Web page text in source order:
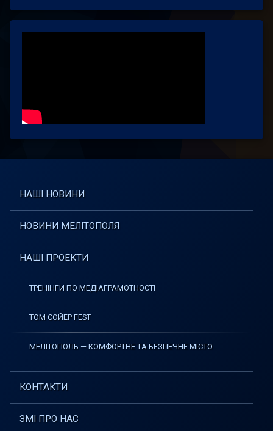
НАШІ НОВИНИ
НОВИНИ МЕЛІТОПОЛЯ
НАШІ ПРОЕКТИ
ТРЕНІНГИ ПО МЕДІАГРАМОТНОСТІ
ТОМ СОЙЕР FEST
МЕЛІТОПОЛЬ — КОМФОРТНЕ ТА БЕЗПЕЧНЕ МІСТО
КОНТАКТИ
ЗМІ ПРО НАС